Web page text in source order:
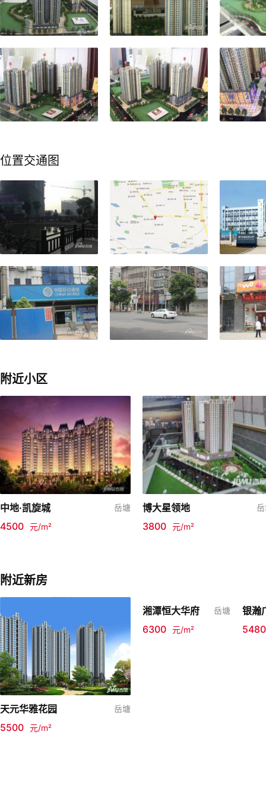
位置交通图
附近小区
中地·凯旋城 岳塘
4500 元/m²
博大星领地
3800 元/m²
附近新房
天元华雅花园 岳塘
5500 元/m²
湘潭恒大华府 岳塘
6300 元/m²
银瀚
5480